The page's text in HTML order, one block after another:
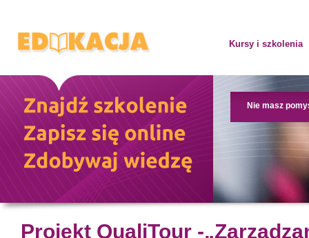
Kursy i szkolenia
Nie masz
Projekt QualiTour -